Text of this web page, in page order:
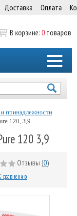
Доставка Оплата
В корзине: 0 товаров
принадлежности
120, 3,9
120 3,9
Отзывы (0)
сравнению